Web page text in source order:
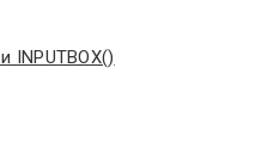
INPUTBOX()